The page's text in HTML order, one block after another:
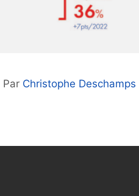
Par Christophe Deschamps